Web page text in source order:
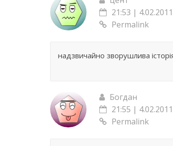
21:53 |
Permalink
надзвичайно зворушлива
Богдан
21:55 |
Permalink